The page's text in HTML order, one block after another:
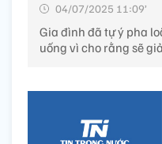
04/07/2025 11:09’
Gia đình đã tự ý pha
uống vì cho rằng sẽ